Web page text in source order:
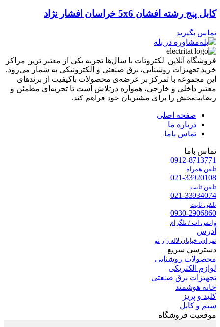
کابل پنج رشته افشان 5x6 خراسان افشار نژاد
تماس بگیرید
مشاوره در بله
فروشگاه آنلاین الکتروتات با سال‌ها تجربه یکی از معتبر ترین مراکز
خرید تجهیزات روشنایی، برق صنعتی و الکترونیکی به شمار می‌رود.
این مجموعه با تمرکز بر عرضه‌ی محصولات باکیفیت از برندهای
معتبر داخلی و خارجی، همواره درتلاش است تا تجربه‌ای مطمئن و
رضایت‌بخش را برای مشتریان خود فراهم کند.
صفحه اصلی
درباره ما
تماس باما
تماس باما
0912-8713771
تلفن همراه
021-33920108
تلفن ثابت
021-33934074
تلفن ثابت
0930-2906860
واتس اپ / تلگرام
آدرس
تهران، خیابان لاله زار نو
دسترسی سریع
محصولات روشنایی
لوازم الکتریکی
تجهیزات برق صنعتی
خانه هوشمند
کلید و پریز
سیم و کابل
موقعیت فروشگاه